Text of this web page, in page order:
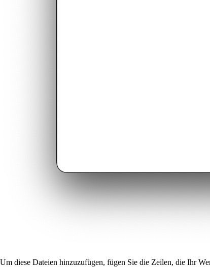
Um diese Dateien hinzuzufügen, fügen Sie die Zeilen, die Ihr